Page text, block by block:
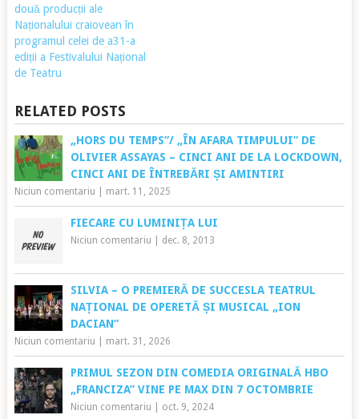
două producții ale
Naționalului craiovean în
programul celei de a31-a
ediții a Festivalului Național
de Teatru
RELATED POSTS
„HORS DU TEMPS”/ „ÎN AFARA TIMPULUI” DE
OLIVIER ASSAYAS – CINCI ANI DE LA LOCKDOWN,
CINCI ANI DE ÎNTREBĂRI ȘI AMINTIRI
Niciun comentariu mart. 11, 2025
FIECARE CU LUMINIȚA LUI
Niciun comentariu dec. 8, 2013
SILVIA – O PREMIERĂ DE SUCCESLA TEATRUL
NAȚIONAL DE OPERETĂ ȘI MUSICAL „ION
DACIAN”
Niciun comentariu mart. 31, 2026
PRIMUL SEZON DIN COMEDIA ORIGINALĂ HBO
„FRANCIZA” VINE PE MAX DIN 7 OCTOMBRIE
Niciun comentariu oct. 9, 2024